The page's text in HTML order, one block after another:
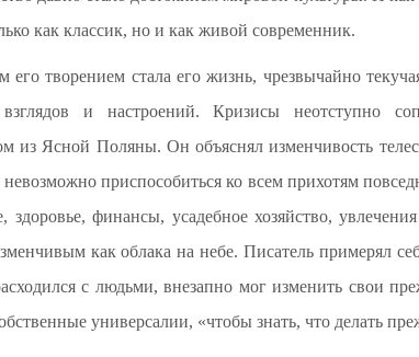
как классик, но и как живой современник.
творением стала его жизнь, чрезвычайно
и настроений. Кризисы неотступно
из Ясной Поляны. Он объяснял изменчивость
приспособиться ко всем прихотям
здоровье, финансы, усадебное хозяйство,
как облака на небе. Писатель примерял
с людьми, внезапно мог изменить свои
универсалии, «чтобы знать, что делать